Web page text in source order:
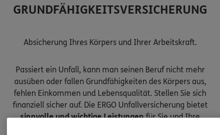
GRUNDFÄHIGKEITSVERSICHERUNG
Absicherung Ihres Körpers und Ihrer Arbeitskraft.
Passiert ein Unfall, kann man seinen Beruf nicht mehr
ausüben oder fallen Grundfähigkeiten des Körpers aus,
fehlen Einkommen und Lebensqualität. Stellen Sie sich
finanziell sicher auf. Die ERGO Unfallversicherung bietet
sinnvolle und wichtige Leistungenfür Sie und Ihre